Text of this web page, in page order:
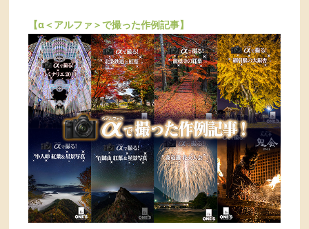
【α＜アルファ＞で撮った作例記事】